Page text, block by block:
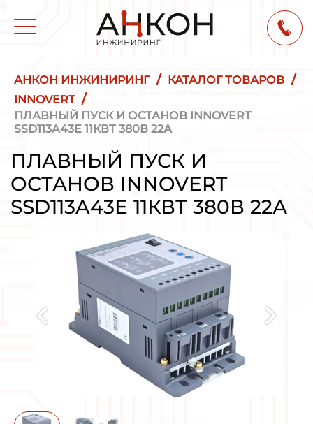
АНКОН ИНЖИНИРИНГ / КАТАЛОГ ТОВАРОВ /
INNOVERT /
ПЛАВНЫЙ ПУСК И ОСТАНОВ INNOVERT
SSD113A43E 11КВТ 380В 22А
ПЛАВНЫЙ ПУСК И
ОСТАНОВ INNOVERT
SSD113A43E 11КВТ 380В 22А